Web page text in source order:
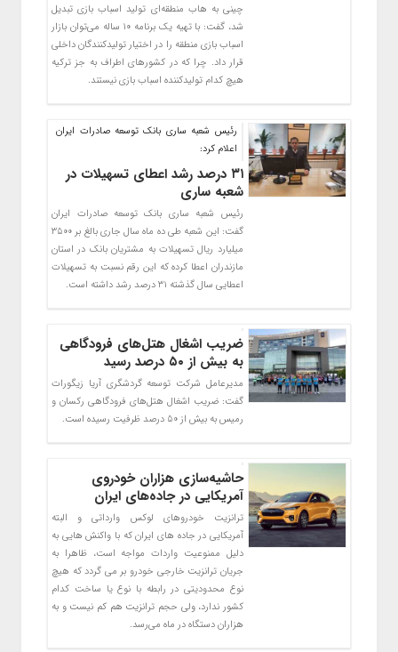
چینی به هاب منطقه‌ای تولید اسباب بازی تبدیل
شد، گفت: با تهیه یک برنامه ۱۰ ساله می‌توان بازار
اسباب بازی منطقه را در اختیار تولیدکنندگان داخلی
قرار داد. چرا که در کشورهای اطراف به جز ترکیه
هیچ کدام تولیدکننده اسباب بازی نیستند.
رئیس شعبه ساری بانک توسعه صادرات ایران
اعلام کرد:
۳۱ درصد رشد اعطای تسهیلات در
شعبه ساری
رئیس شعبه ساری بانک توسعه صادرات ایران
گفت: این شعبه طی ده ماه سال جاری بالغ بر ۳۵۰۰
میلیارد ریال تسهیلات به مشتریان بانک در استان
مازندران اعطا کرده که این رقم نسبت به تسهیلات
اعطایی سال گذشته ۳۱ درصد رشد داشته است.
ضریب اشغال هتل‌های فرودگاهی
به بیش از ۵۰ درصد رسید
مدیرعامل شرکت توسعه گردشگری آریا زیگورات
گفت: ضریب اشغال هتل‌های فرودگاهی رکسان و
رمیس به بیش از 50 درصد ظرفیت رسیده است.
حاشیه‌سازی هزاران خودروی
آمریکایی در جاده‌های ایران
ترانزیت خودروهای لوکس وارداتی و البته
آمریکایی در جاده های ایران که با واکنش هایی به
دلیل ممنوعیت واردات مواجه است، ظاهرا به
جریان ترانزیت خارجی خودرو بر می گردد که هیچ
نوع محدودیتی در رابطه با نوع یا ساخت کدام
کشور ندارد، ولی حجم ترانزیت هم کم نیست و به
هزاران دستگاه در ماه می‌رسد.